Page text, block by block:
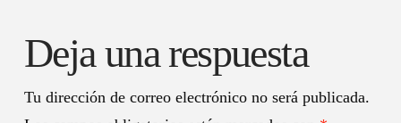
Deja una respuesta
Tu dirección de correo electrónico no será publicada.